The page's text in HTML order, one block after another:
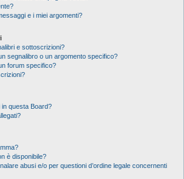
e i miei argomenti?
e sottoscrizioni?
segnalibro o un argomento specifico?
forum specifico?
questa Board?
è disponibile?
abusi e/o per questioni d’ordine legale concernenti